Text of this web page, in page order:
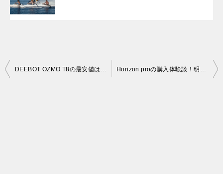
投
DEEBOT OZMO T8の最安値はAmazonだった！期間限定価格 Horizon proの購入体験談！明るさ・大きさチェックしてみた